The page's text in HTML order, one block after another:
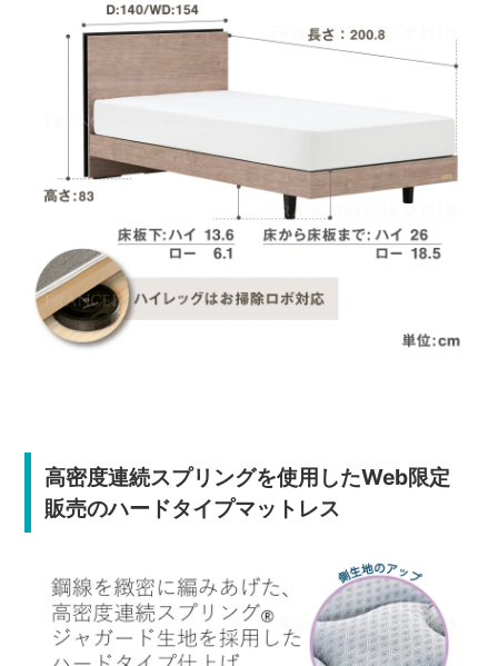
高密度連続スプリングを使用したWeb限定
販売のハードタイプマットレス